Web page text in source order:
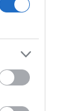
Νέος γύρος
δολαρίων για τη
Επιταχύνει την
το μέρισμα
Στα πράσινα οι